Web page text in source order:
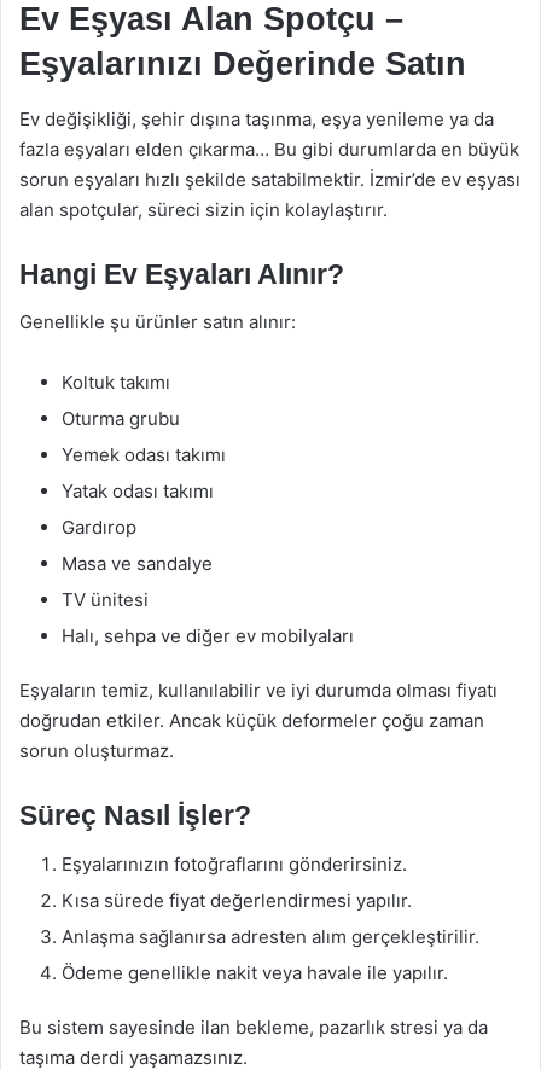
Ev Eşyası Alan Spotçu –
Eşyalarınızı Değerinde Satın
Ev değişikliği, şehir dışına taşınma, eşya yenileme ya da
fazla eşyaları elden çıkarma… Bu gibi durumlarda en büyük
sorun eşyaları hızlı şekilde satabilmektir. İzmir’de ev eşyası
alan spotçular, süreci sizin için kolaylaştırır.
Hangi Ev Eşyaları Alınır?
Genellikle şu ürünler satın alınır:
Koltuk takımı
Oturma grubu
Yemek odası takımı
Yatak odası takımı
Gardırop
Masa ve sandalye
TV ünitesi
Halı, sehpa ve diğer ev mobilyaları
Eşyaların temiz, kullanılabilir ve iyi durumda olması fiyatı
doğrudan etkiler. Ancak küçük deformeler çoğu zaman
sorun oluşturmaz.
Süreç Nasıl İşler?
Eşyalarınızın fotoğraflarını gönderirsiniz.
Kısa sürede fiyat değerlendirmesi yapılır.
Anlaşma sağlanırsa adresten alım gerçekleştirilir.
Ödeme genellikle nakit veya havale ile yapılır.
Bu sistem sayesinde ilan bekleme, pazarlık stresi ya da
taşıma derdi yaşamazsınız.